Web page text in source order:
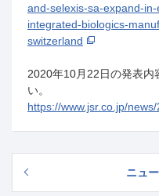
and-selexis-sa-expand-
integrated-biologics-
switzerland
2020年10月 22日の発表内
い。
https://www.jsr.co.jp/
ニュ